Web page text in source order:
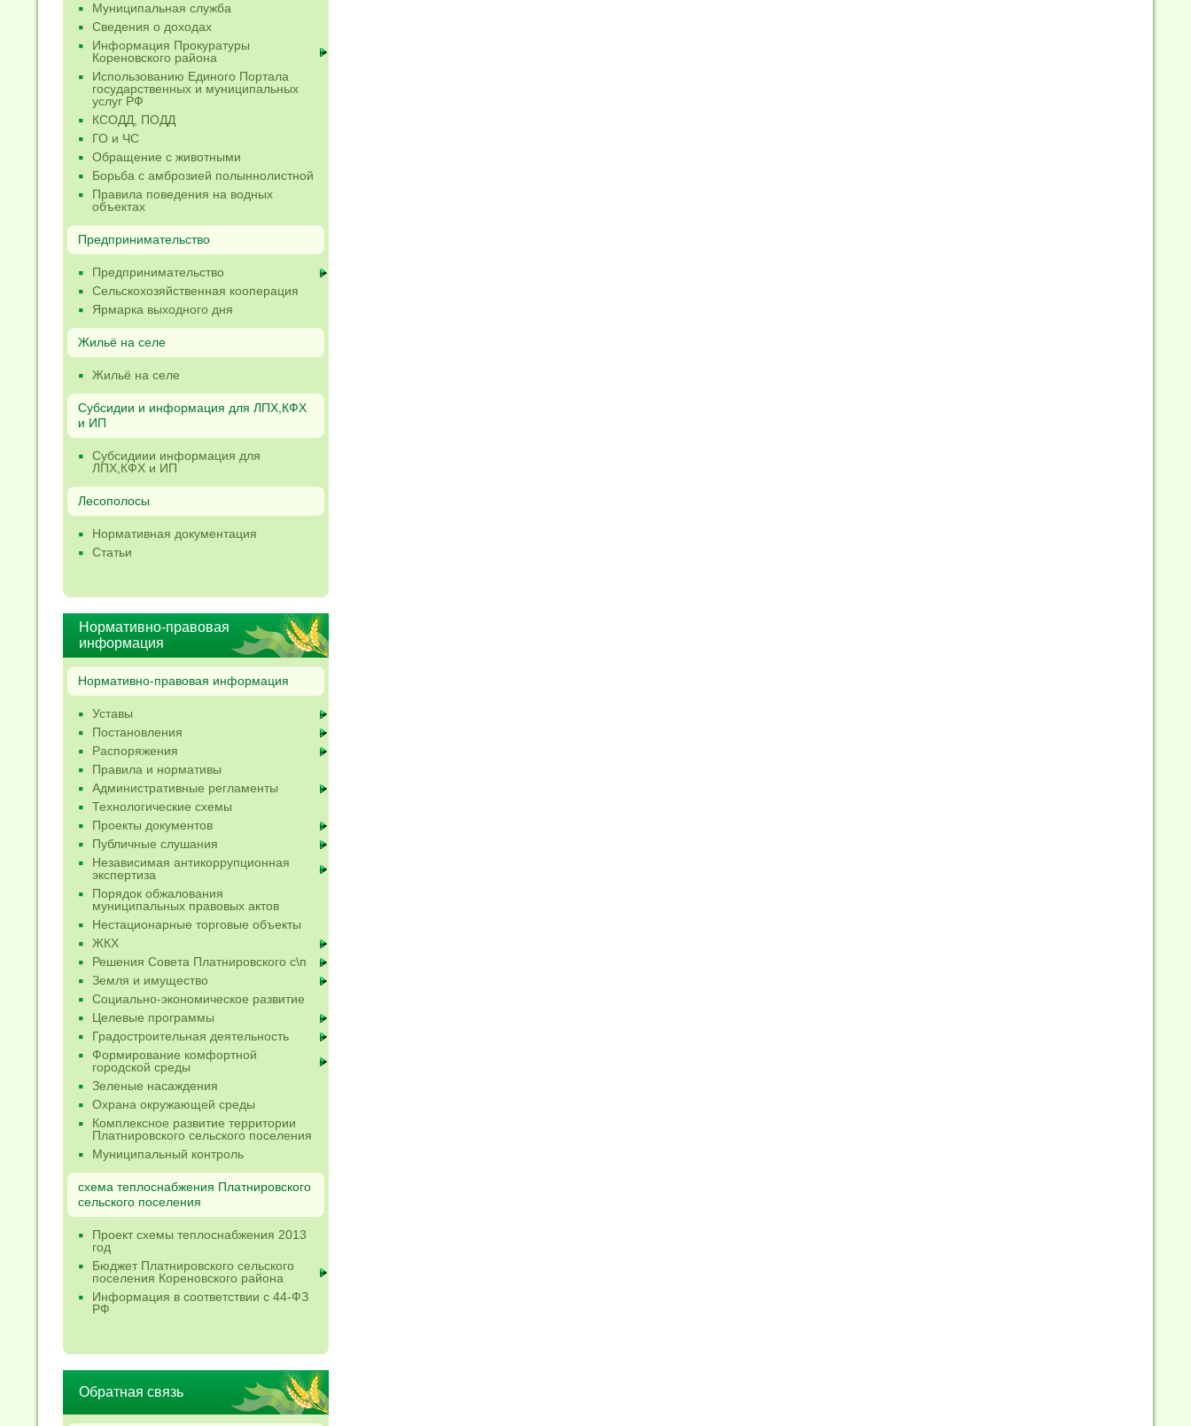
Муниципальная служба
Сведения о доходах
Информация Прокуратуры
Кореновского района
Использованию Единого Портала
государственных и муниципальных
услуг РФ
КСОДД, ПОДД
ГО и ЧС
Обращение с животными
Борьба с амброзией полыннолистной
Правила поведения на водных
объектах
Предпринимательство
Предпринимательство
Сельскохозяйственная кооперация
Ярмарка выходного дня
Жильё на селе
Жильё на селе
Субсидии и информация для ЛПХ,КФХ
и ИП
Субсидиии информация для
ЛПХ,КФХ и ИП
Лесополосы
Нормативная документация
Статьи
Нормативно-правовая
информация
Нормативно-правовая информация
Уставы
Постановления
Распоряжения
Правила и нормативы
Административные регламенты
Технологические схемы
Проекты документов
Публичные слушания
Независимая антикоррупционная
экспертиза
Порядок обжалования
муниципальных правовых актов
Нестационарные торговые объекты
ЖКХ
Решения Совета Платнировского с\п
Земля и имущество
Социально-экономическое развитие
Целевые программы
Градостроительная деятельность
Формирование комфортной
городской среды
Зеленые насаждения
Охрана окружающей среды
Комплексное развитие территории
Платнировского сельского поселения
Муниципальный контроль
схема теплоснабжения Платнировского
сельского поселения
Проект схемы теплоснабжения 2013
год
Бюджет Платнировского сельского
поселения Кореновского района
Информация в соответствии с 44-ФЗ
РФ
Обратная связь